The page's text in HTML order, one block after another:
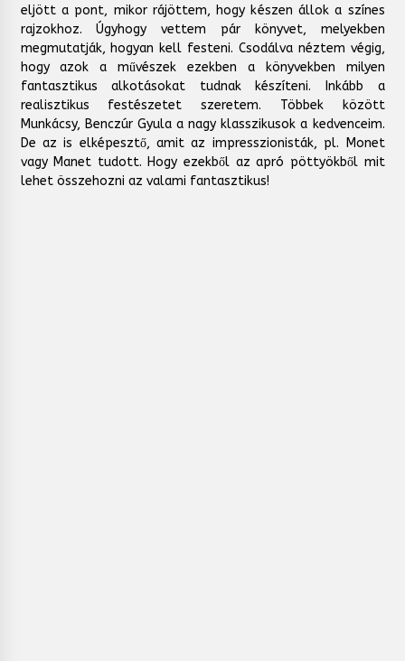
eljött a pont, mikor rájöttem, hogy készen állok a színes
rajzokhoz. Úgyhogy vettem pár könyvet, melyekben
megmutatják, hogyan kell festeni. Csodálva néztem végig,
hogy azok a művészek ezekben a könyvekben milyen
fantasztikus alkotásokat tudnak készíteni. Inkább a
realisztikus festészetet szeretem. Többek között
Munkácsy, Benczúr Gyula a nagy klasszikusok a kedvenceim.
De az is elképesztő, amit az impresszionisták, pl. Monet
vagy Manet tudott. Hogy ezekből az apró pöttyökből mit
lehet összehozni az valami fantasztikus!